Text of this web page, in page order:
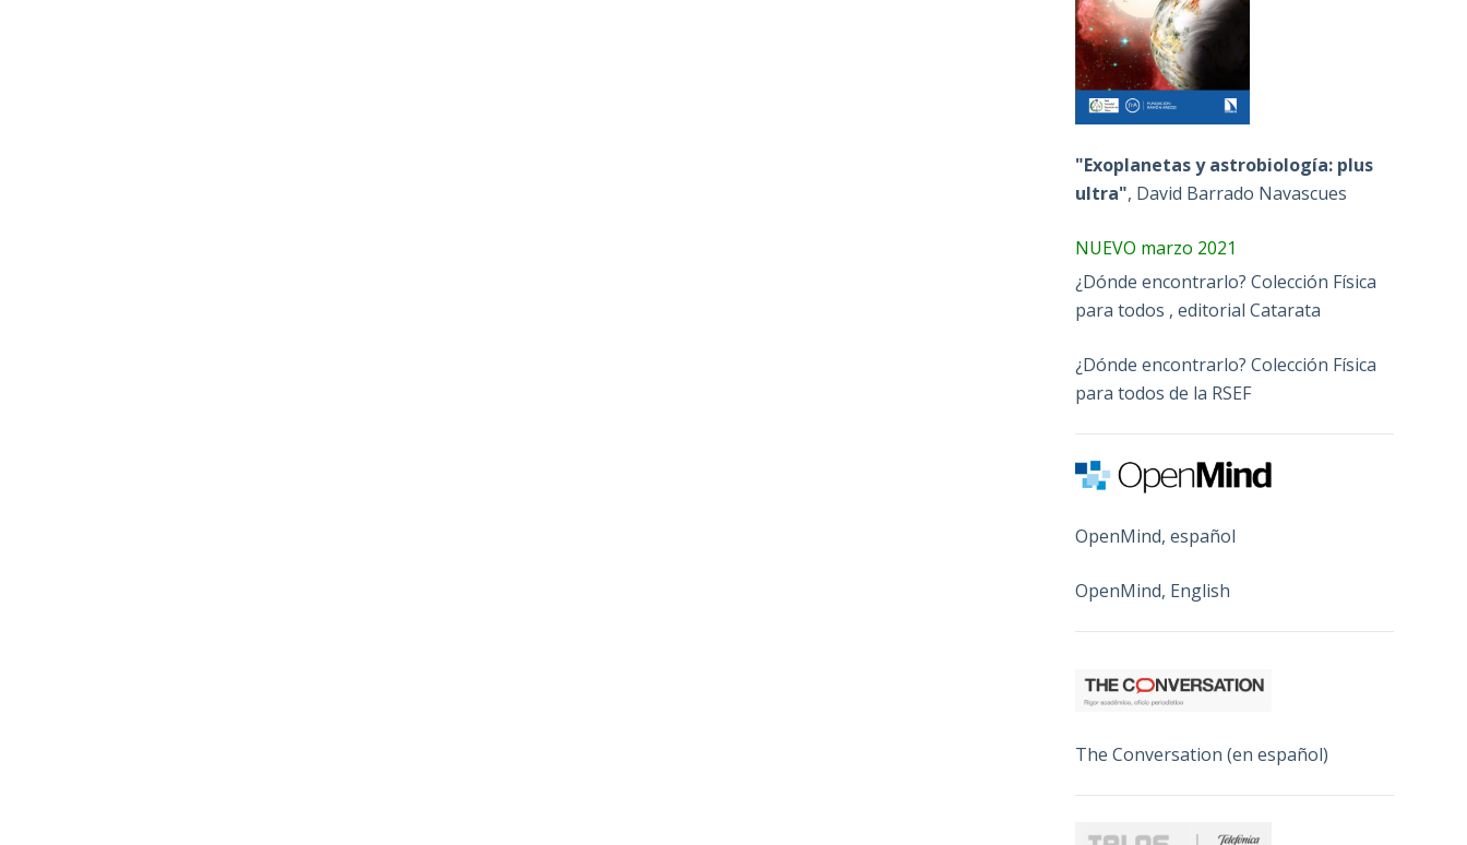
"Exoplanetas y astrobiología: plus
ultra", David Barrado Navascues
NUEVO marzo 2021
¿Dónde encontrarlo? Colección Física
para todos , editorial Catarata
¿Dónde encontrarlo? Colección Física
para todos de la RSEF
OpenMind, español
OpenMind, English
The Conversation (en español)